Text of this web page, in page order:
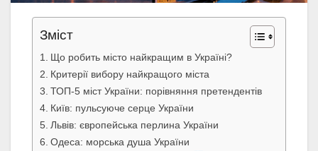
Зміст
Що робить місто найкращим в Україні?
Критерії вибору найкращого міста
ТОП-5 міст України: порівняння претендентів
Київ: пульсуюче серце України
Львів: європейська перлина України
Одеса: морська душа України